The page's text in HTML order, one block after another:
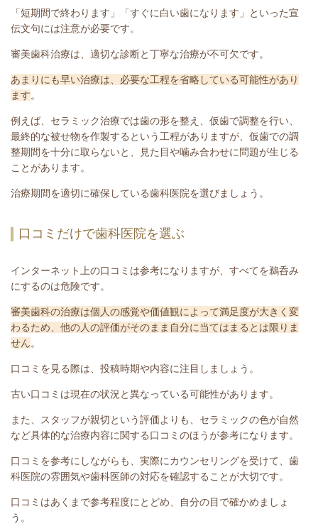
「短期間で終わります」「すぐに白い歯になります」といった宣
伝文句には注意が必要です。
審美歯科治療は、適切な診断と丁寧な治療が不可欠です。
あまりにも早い治療は、必要な工程を省略している可能性があり
ます。
例えば、セラミック治療では歯の形を整え、仮歯で調整を行い、
最終的な被せ物を作製するという工程がありますが、仮歯での調
整期間を十分に取らないと、見た目や噛み合わせに問題が生じる
ことがあります。
治療期間を適切に確保している歯科医院を選びましょう。
口コミだけで歯科医院を選ぶ
インターネット上の口コミは参考になりますが、すべてを鵜呑み
にするのは危険です。
審美歯科の治療は個人の感覚や価値観によって満足度が大きく変
わるため、他の人の評価がそのまま自分に当てはまるとは限りま
せん。
口コミを見る際は、投稿時期や内容に注目しましょう。
古い口コミは現在の状況と異なっている可能性があります。
また、スタッフが親切という評価よりも、セラミックの色が自然
など具体的な治療内容に関する口コミのほうが参考になります。
口コミを参考にしながらも、実際にカウンセリングを受けて、歯
科医院の雰囲気や歯科医師の対応を確認することが大切です。
口コミはあくまで参考程度にとどめ、自分の目で確かめましょ
う。